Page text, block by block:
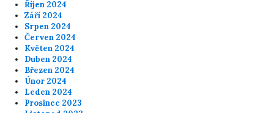
Říjen 2024
Září 2024
Srpen 2024
Červen 2024
Květen 2024
Duben 2024
Březen 2024
Únor 2024
Leden 2024
Prosinec 2023